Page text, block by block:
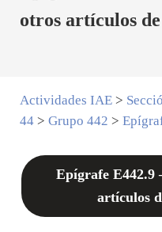
otros artículos
Actividades IAE>
44> Grupo 442 >
Epígrafe E442.9
artículos